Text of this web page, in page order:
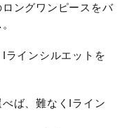
ングワンピースをバ
ラインシルエットを
ば、難なくIライン